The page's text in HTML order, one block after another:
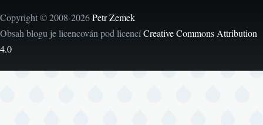
Copyright © 2008-2026Petr Zemek
Obsah blogu je licencován pod licencíCreative Commons Attribution
4.0